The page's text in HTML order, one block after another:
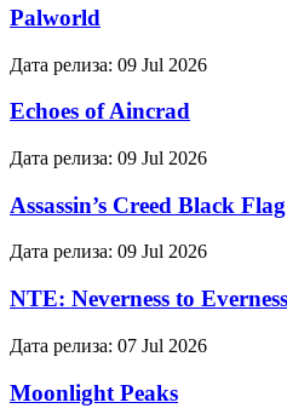
Palworld
Дата релиза: 09 Jul 2026
Echoes of Aincrad
Дата релиза: 09 Jul 2026
Assassin’s Creed Black
Дата релиза: 09 Jul 2026
NTE: Neverness to Everness
Дата релиза: 07 Jul 2026
Moonlight Peaks